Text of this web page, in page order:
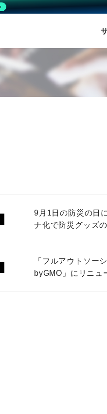
9月1日の防災の日
ナ化で防災グッズ
「フルアウトソー
byGMO」にリニュ